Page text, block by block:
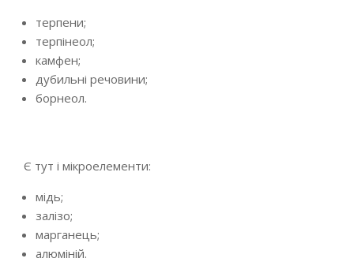
терпени;
терпінеол;
камфен;
дубильні речовини;
борнеол.
Є тут і мікроелементи:
мідь;
залізо;
марганець;
алюміній.